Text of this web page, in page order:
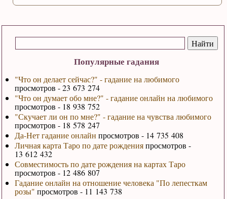
Популярные гадания
"Что он делает сейчас?" - гадание на любимого
просмотров - 23 673 274
"Что он думает обо мне?" - гадание онлайн на любимого
просмотров - 18 938 752
"Скучает ли он по мне?" - гадание на чувства любимого
просмотров - 18 578 247
Да-Нет гадание онлайн просмотров - 14 735 408
Личная карта Таро по дате рожденияпросмотров -
13 612 432
Совместимость по дате рождения на картах Таро
просмотров - 12 486 807
Гадание онлайн на отношение человека "По лепесткам
розы" просмотров - 11 143 738